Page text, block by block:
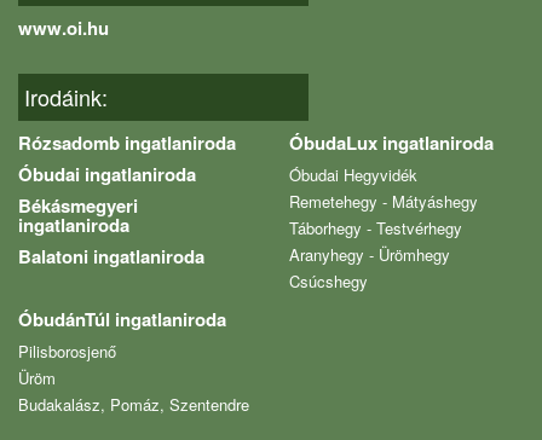
www.oi.hu
Irodáink:
Rózsadomb ingatlaniroda
Óbudai ingatlaniroda
Békásmegyeri
ingatlaniroda
Balatoni ingatlaniroda
ÓbudaLux ingatlaniroda
Óbudai Hegyvidék
Remetehegy - Mátyáshegy
Táborhegy - Testvérhegy
Aranyhegy - Ürömhegy
Csúcshegy
ÓbudánTúl ingatlaniroda
Pilisborosjenő
Üröm
Budakalász, Pomáz, Szentendre